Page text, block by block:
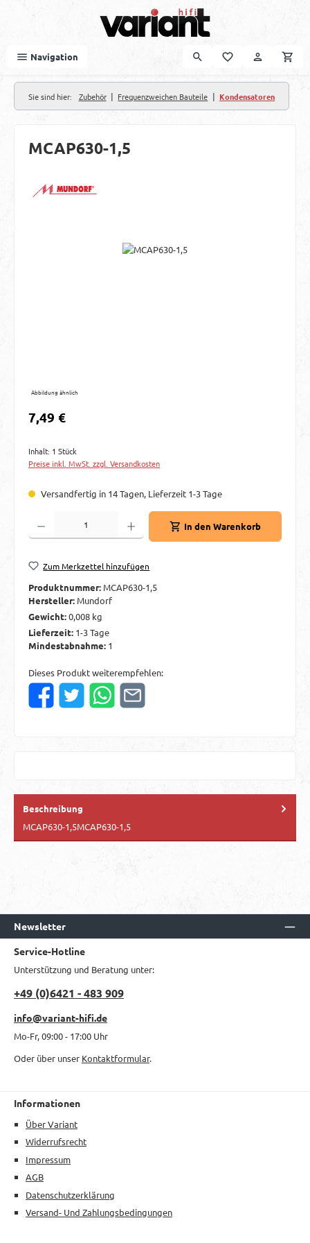
Navigation
Sie sind hier: Zubehör | Frequenzweichen Bauteile | Kondensatoren
MCAP630-1,5
Bildergalerie überspringen
Abbildung ähnlich
Regulärer Preis:
7,49 €
Inhalt: 1 Stück
Preise inkl. MwSt. zzgl. Versandkosten
Versandfertig in 14 Tagen, Lieferzeit 1-3 Tage
Produkt Anzahl: Gib den gewünschten Wert ein oder benutze die Schaltflächen
In den Warenkorb
Zum Merkzettel hinzufügen
Produktnummer: MCAP630-1,5
Hersteller: Mundorf
Gewicht:0,008 kg
Lieferzeit: 1-3 Tage
Mindestabnahme: 1
Dieses Produkt weiterempfehlen:
Beschreibung
MCAP630-1,5MCAP630-1,5
Newsletter
Service-Hotline
Unterstützung und Beratung unter:
+49 (0)6421 - 483 909
info@variant-hifi.de
Mo-Fr, 09:00 - 17:00 Uhr
Oder über unser Kontaktformular.
Informationen
Über Variant
Widerrufsrecht
Impressum
AGB
Datenschutzerklärung
Versand- Und Zahlungsbedingungen